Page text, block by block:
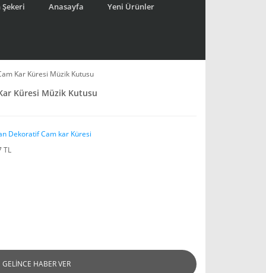
Anasayfa Yeni Ürünler
Kar Küresi Müzik Kutusu
Küresi Müzik Kutusu
Dekoratif Cam kar Küresi
TL
GELİNCE HABER VER